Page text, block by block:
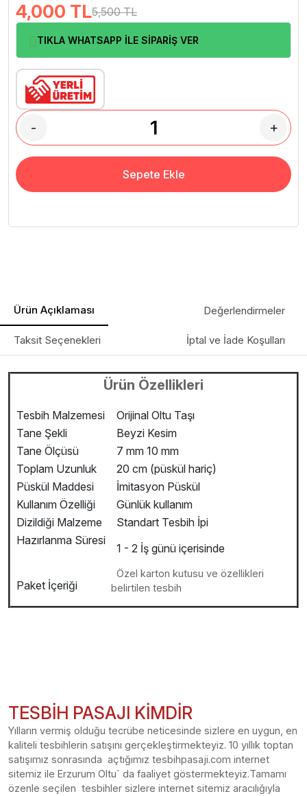
4,000 TL5,500 TL
TIKLA WHATSAPP İLE SİPARİŞ VER
- +
Sepete Ekle
Ürün Açıklaması Değerlendirmeler
Taksit Seçenekleri İptal ve İade Koşulları
Ürün Özellikleri
Tesbih Malzemesi
Orijinal Oltu Taşı
Tane Şekli
Beyzi Kesim
Tane Ölçüsü
7 mm 10 mm
Toplam Uzunluk
20 cm (püskül hariç)
Püskül Maddesi
İmitasyon Püskül
Kullanım Özelliği
Günlük kullanım
Dizildiği Malzeme
Standart Tesbih İpi
Hazırlanma Süresi
1 - 2 İş günü içerisinde
Paket İçeriği
Özel karton kutusu ve özellikleri
belirtilen tesbih
TESBİH PASAJI KİMDİR
Yılların vermiş olduğu tecrübe neticesinde sizlere en uygun, en
kaliteli tesbihlerin satışını gerçekleştirmekteyiz. 10 yıllık toptan
satışımız sonrasında açtığımız tesbihpasaji.com internet
sitemiz ile Erzurum Oltu` da faaliyet göstermekteyiz.Tamamı
özenle seçilen tesbihler sizlere internet sitemiz aracılığıyla